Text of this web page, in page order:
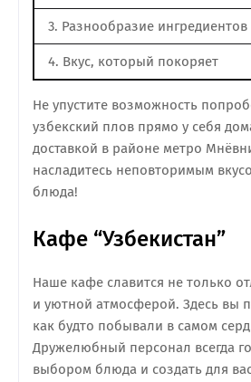
3. Разнообразие ингредиентов
4. Вкус, который покоряет
Не упустите возможность
узбекский плов прямо у себя
доставкой в районе метро
насладитесь неповторимым
блюда!
Кафе “Узбекистан”
Наше кафе славится не только
и уютной атмосферой. Здесь вы
как будто побывали в самом
Дружелюбный персонал всегда
выбором блюда и создать для